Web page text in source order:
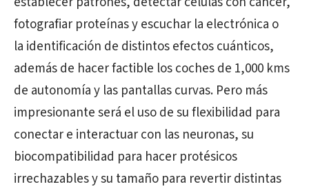
fotografiar proteínas y escuchar la electrónica o
la identificación de distintos efectos cuánticos,
además de hacer factible los coches de 1,000 kms
de autonomía y las pantallas curvas. Pero más
impresionante será el uso desu flexibilidad para
conectar e interactuar con las neuronas, su
biocompatibilidad para hacer protésicos
irrechazables y su tamaño para revertir distintas